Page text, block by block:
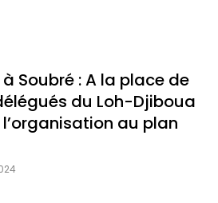
Soubré : A la place de
du Loh-Djiboua
au plan